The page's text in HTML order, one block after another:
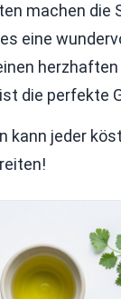
machen die
eine
die perfekte
kann jeder